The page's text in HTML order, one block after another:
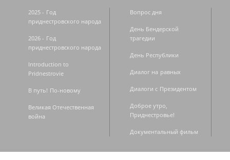
2025 - Год
приднестровского народа
2026 - Год
приднестровского народа
Introduction to
Pridnestrovie
В путь! По-новому
Великая Отечественная
война
Вопрос дня
День Бендерской
трагедии
День Республики
Диалог на равных
Диалоги с Президентом
Доброе утро,
Приднестровье!
Документальный фильм